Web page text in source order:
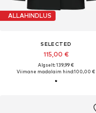
ALLAHINDLUS
SELECTED
115,00 €
Algselt: 139,99 €
Viimane madalaim hind:100,00 €